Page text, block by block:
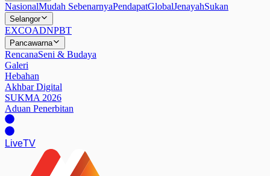
NasionalMudah SebenarnyaPendapatGlobalJenayahSukan
Selangor
EXCOADNPBT
Pancawarna
RencanaSeni & Budaya
Galeri
Hebahan
Akhbar Digital
SUKMA 2026
Aduan Penerbitan
LiveTV